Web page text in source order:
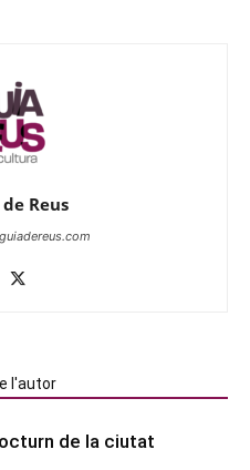
Reus
l'autor
de la ciutat